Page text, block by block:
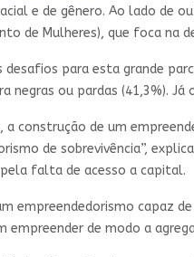
e de gênero. Ao lado de
de Mulheres), que foca na
desafios para esta grande
negras ou pardas (41,3%).
a construção de um
de sobrevivência”,
falta de acesso a capital.
empreendedorismo capaz
empreender de modo a